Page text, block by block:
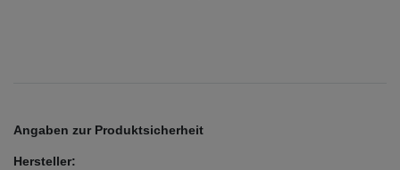
Angaben zur Produktsicherheit
Hersteller: